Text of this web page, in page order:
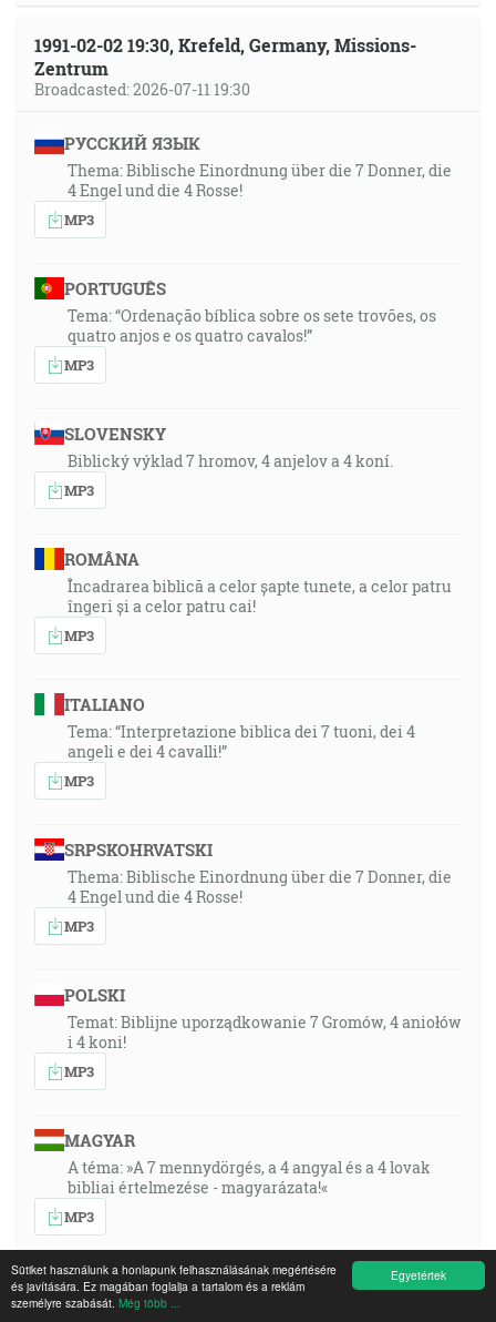
Egyetértek
Sütiket használunk a honlapunk felhasználásának megértésére
és javítására. Ez magában foglalja a tartalom és a reklám
személyre szabását. Még több ...
1991-02-02 19:30, Krefeld, Germany, Missions-
Zentrum
Broadcasted: 2026-07-11 19:30
РУССКИЙ ЯЗЫК
Thema: Biblische Einordnung über die 7 Donner, die
4 Engel und die 4 Rosse!
MP3
PORTUGUÊS
Tema: “Ordenação bíblica sobre os sete trovões, os
quatro anjos e os quatro cavalos!”
MP3
SLOVENSKY
Biblický výklad 7 hromov, 4 anjelov a 4 koní.
MP3
ROMÂNA
Încadrarea biblică a celor șapte tunete, a celor patru
îngeri și a celor patru cai!
MP3
ITALIANO
Tema: “Interpretazione biblica dei 7 tuoni, dei 4
angeli e dei 4 cavalli!”
MP3
SRPSKOHRVATSKI
Thema: Biblische Einordnung über die 7 Donner, die
4 Engel und die 4 Rosse!
MP3
POLSKI
Temat: Biblijne uporządkowanie 7 Gromów, 4 aniołów
i 4 koni!
MP3
MAGYAR
A téma: »A 7 mennydörgés, a 4 angyal és a 4 lovak
bibliai értelmezése - magyarázata!«
MP3
ENGLISH
Topic: A biblical placing of the seven thunders, the